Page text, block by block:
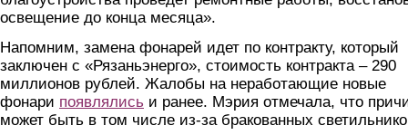
освещение до конца месяца».
Напомним, замена фонарей идет по контракту, который
заключен с «Рязаньэнерго», стоимость контракта – 290
миллионов рублей. Жалобы на неработающие новые
фонари появлялись и ранее. Мэрия отмечала, что
может быть в том числе из-за бракованных